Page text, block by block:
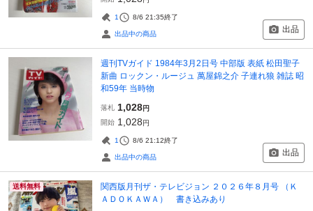
1 8/6 21:35終了
出品中の商品 出品
週刊TVガイド 1984年3月2日号 中部版 表紙 松田聖子
新曲 ロックン・ルージュ 萬屋錦之介 子連れ狼 雑誌 昭
和59年 当時物
落札 1,028円
開始 1,028円
1 8/6 21:12終了
出品中の商品 出品
送料無料
関西版月刊ザ・テレビジョン ２０２６年８月号 （Ｋ
ＡＤＯＫＡＷＡ） 書き込みあり